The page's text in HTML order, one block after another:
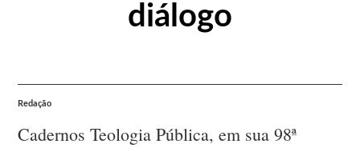
diálogo
Redação
Cadernos Teologia Pública, em sua 98ª